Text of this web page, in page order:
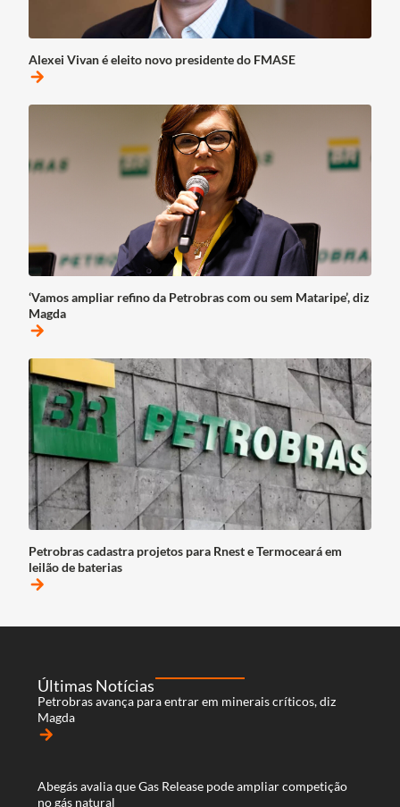
Alexei Vivan é eleito novo presidente do FMASE
arrow_forward
‘Vamos ampliar refino da Petrobras com ou sem Mataripe’, diz
Magda
arrow_forward
Petrobras cadastra projetos para Rnest e Termoceará em
leilão de baterias
arrow_forward
Últimas Notícias
Petrobras avança para entrar em minerais críticos, diz
Magda
arrow_forward
Abegás avalia que Gas Release pode ampliar competição
no gás natural